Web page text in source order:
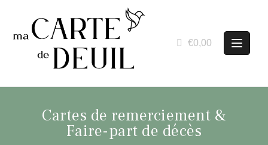
€0,00
Cartes de remerciement &
Faire-part de décès